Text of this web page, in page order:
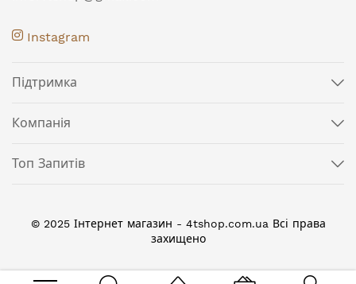
Instagram
Підтримка
Компанія
Топ Запитів
© 2025 Інтернет магазин - 4tshop.com.ua Всі права
захищено